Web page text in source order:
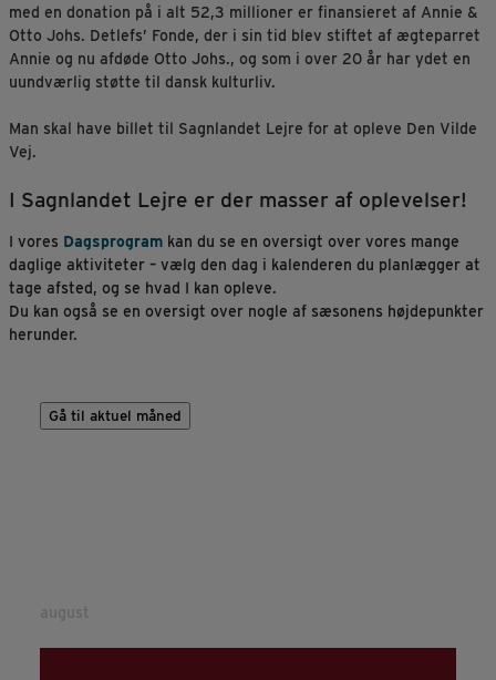
med en donation på i alt 52,3 millioner er finansieret af Annie &
Otto Johs. Detlefs’ Fonde, der i sin tid blev stiftet af ægteparret
Annie og nu afdøde Otto Johs., og som i over 20 år har ydet en
uundværlig støtte til dansk kulturliv.
Man skal have billet til Sagnlandet Lejre for at opleve Den Vilde
Vej.
I Sagnlandet Lejre er der masser af oplevelser!
I vores Dagsprogram kan du se en oversigt over vores mange
daglige aktiviteter – vælg den dag i kalenderen du planlægger at
tage afsted, og se hvad I kan opleve.
Du kan også se en oversigt over nogle af sæsonens højdepunkter
herunder.
Gå til aktuel måned